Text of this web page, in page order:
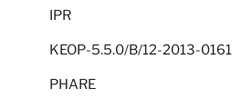
IPR
KEOP-5.5.0/B/12-2013-0161
PHARE